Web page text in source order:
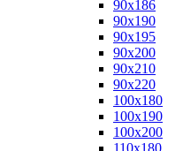
90x186
90x190
90x195
90x200
90x210
90x220
100x180
100x190
100x200
110x180